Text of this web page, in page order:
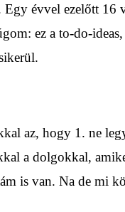
évvel ezelőtt
ez a to-do-
az, hogy 1. ne
a dolgokkal,
is van. Na de mi